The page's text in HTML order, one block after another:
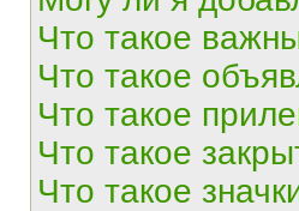
Что такое
Что такое
Что такое
Что такое
Что такое